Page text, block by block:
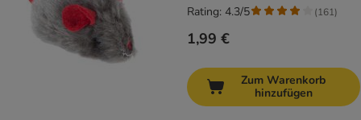
1,99 €
Rating: 4.3/5 (161)
Zum Warenkorb
hinzufügen